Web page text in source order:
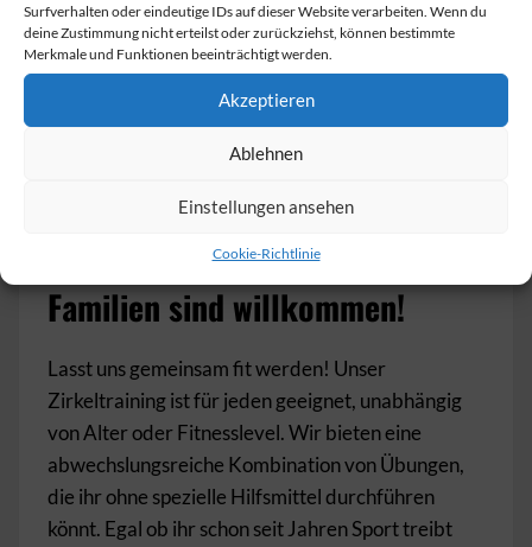
Surfverhalten oder eindeutige IDs auf dieser Website verarbeiten. Wenn du
deine Zustimmung nicht erteilst oder zurückziehst, können bestimmte
Merkmale und Funktionen beeinträchtigt werden.
Akzeptieren
Ablehnen
Einstellungen ansehen
Cookie-Richtlinie
Zirkeltraining für alle – Kinder,
Jugendliche, Erwachsene und
Familien sind willkommen!
Lasst uns gemeinsam fit werden! Unser
Zirkeltraining ist für jeden geeignet, unabhängig
von Alter oder Fitnesslevel. Wir bieten eine
abwechslungsreiche Kombination von Übungen,
die ihr ohne spezielle Hilfsmittel durchführen
könnt. Egal ob ihr schon seit Jahren Sport treibt